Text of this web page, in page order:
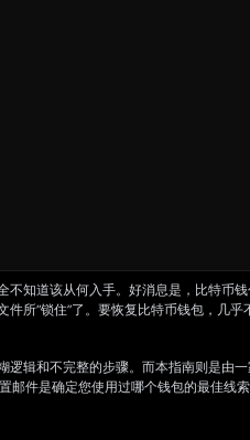
不知道该从何入手。好消息是，比特
所“锁住”了。要恢复比特币钱包，几
辑和不完整的步骤。而本指南则是由
件是确定您使用过哪个钱包的最佳线索